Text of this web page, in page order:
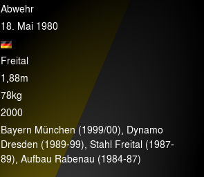
Abwehr
18. Mai 1980
Freital
1,88m
78kg
2000
Bayern München (1999/00), Dynamo
Dresden (1989-99), Stahl Freital (1987-
89), Aufbau Rabenau (1984-87)